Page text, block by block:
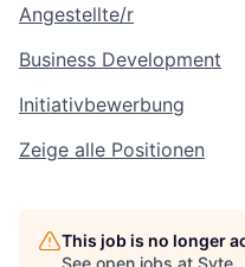
Angestellte/r
Business Development
Initiativbewerbung
Zeige alle Positionen
This job is no longer
See open jobs at Syte.